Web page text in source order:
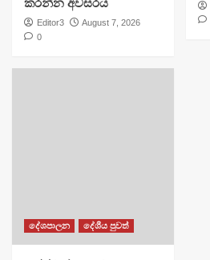
කරන්න අවසරය
Editor3
August 7, 2026
0
දේශපාලන දේශීය පුවත්